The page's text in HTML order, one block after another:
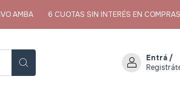
6 CUOTAS SIN INTERÉS EN COMPRAS
Entrá /